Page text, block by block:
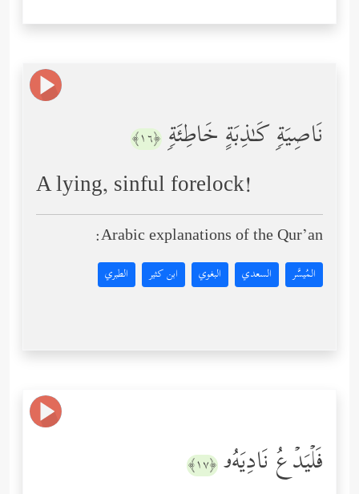
نَاصِیَةࣲ كَـٰذِبَةٍ خَاطِئَةࣲ ﴿١٦﴾
A lying, sinful forelock!
Arabic explanations of the Qur’an:
المُيسَّر السعدي البغوي ابن كثير الطبري
فَلۡیَدۡعُ نَادِیَهُۥ ﴿١٧﴾